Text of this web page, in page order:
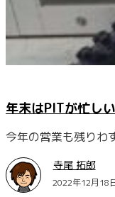
年末はPITが忙しい
今年の営業も残りわ
寺尾 拓郎
2022年12月18